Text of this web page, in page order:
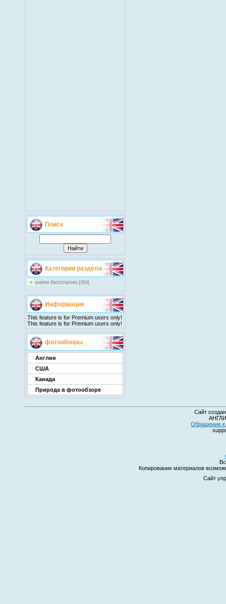
Поиск
Категории раздела
книги бесплатно [350]
Информация
This feature is for Premium users only!
This feature is for Premium users only!
фотообзоры
Англия
США
Канада
Природа в фотообзоре
Сайт
Обращение к
Копирование материалов
Сайт